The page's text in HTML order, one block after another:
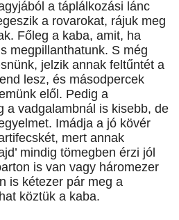
a táplálkozási lánc
a rovarokat, rájuk meg
Főleg a kaba, amit, ha
megpillanthatunk. S még
jelzik annak feltűntét a
lesz, és másodpercek
elől. Pedig a
a vadgalambnál is kisebb, de
Imádja a jó kövér
mert annak
mindig tömegben érzi jól
is van vagy háromezer
is kétezer pár meg a
köztük a kaba.